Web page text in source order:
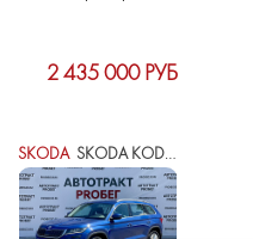
2 435 000 РУБ
SKODASKODA KODIAQ I